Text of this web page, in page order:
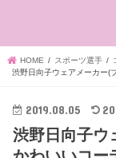
HOME スポーツ選手
渋野日向子ウェアメーカー(
2019.08.05
渋野日向子ウ